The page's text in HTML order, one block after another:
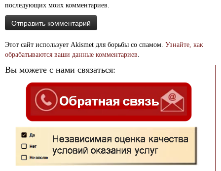
последующих моих комментариев.
Этот сайт использует Akismet для борьбы со спамом. Узнайте, как
обрабатываются ваши данные комментариев.
Вы можете с нами связаться: